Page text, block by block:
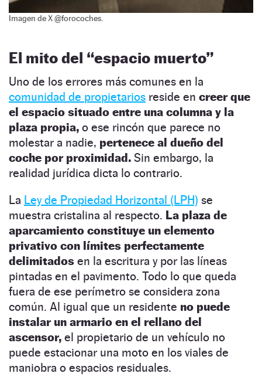
Imagen de X @forocoches.
El mito del “espacio muerto”
Uno de los errores más comunes en la
comunidad de propietarios reside en creer que
el espacio situado entre una columna y la
plaza propia, o ese rincón que parece no
molestar a nadie, pertenece al dueño del
coche por proximidad. Sin embargo, la
realidad jurídica dicta lo contrario.
La Ley de Propiedad Horizontal (LPH) se
muestra cristalina al respecto. La plaza de
aparcamiento constituye un elemento
privativo con límites perfectamente
delimitados en la escritura y por las líneas
pintadas en el pavimento. Todo lo que queda
fuera de ese perímetro se considera zona
común. Al igual que un residente no puede
instalar un armario en el rellano del
ascensor, el propietario de un vehículo no
puede estacionar una moto en los viales de
maniobra o espacios residuales.